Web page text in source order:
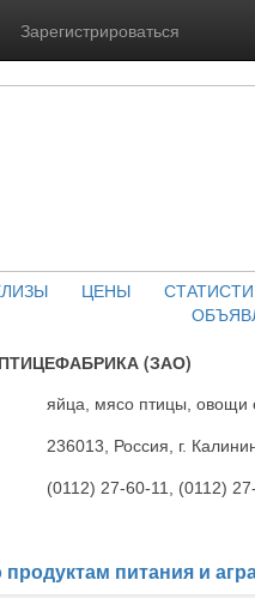
Зарегистрироваться
ЦЕНЫ
(ЗАО)
яйца, мясо птицы, овощи
236013, Россия, г.
(0112) 27-60-11, (0112)
питания и